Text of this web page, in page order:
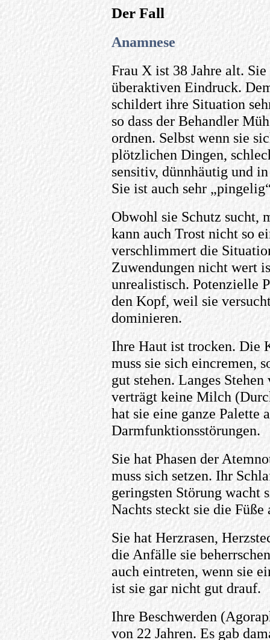
Der Fall
Anamnese
Frau X ist 38 Jahre alt.
überaktiven Eindruck.
schildert ihre Situation
so dass der Behandler
ordnen. Selbst wenn sie
plötzlichen Dingen,
sensitiv, dünnhäutig und
Sie ist auch sehr
Obwohl sie Schutz sucht,
kann auch Trost nicht so
verschlimmert die
Zuwendungen nicht wert
unrealistisch. Potenzielle
den Kopf, weil sie
dominieren.
Ihre Haut ist trocken. Die
muss sie sich eincremen,
gut stehen. Langes
verträgt keine Milch
hat sie eine ganze Palette
Darmfunktionsstörungen.
Sie hat Phasen der
muss sich setzen. Ihr
geringsten Störung wacht
Nachts steckt sie die
Sie hat Herzrasen,
die Anfälle sie
auch eintreten, wenn sie
ist sie gar nicht gut drauf.
Ihre Beschwerden
von 22 Jahren. Es gab